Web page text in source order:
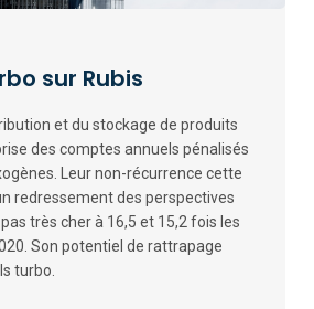
sur Rubis
et du stockage de produits
des comptes annuels pénalisés
Leur non-récurrence cette
redressement des perspectives
très cher à 16,5 et 15,2 fois les
Son potentiel de rattrapage
turbo.